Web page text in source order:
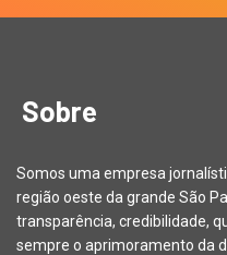
Sobre
Somos uma empresa
região oeste da grande São
transparência, credibilidade,
sempre o aprimoramento da